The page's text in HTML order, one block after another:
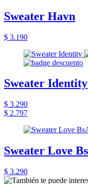
Sweater Havn
$ 3.190
Sweater Identity
$ 3.290
$ 2.797
Sweater Love
$ 3.290